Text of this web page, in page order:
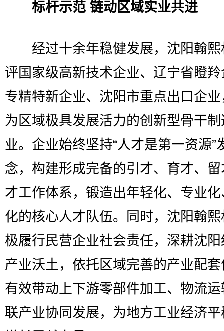
标杆示范 链动区域实业共进
经过十余年稳健发展，沈阳翰熙
评国家级高新技术企业、辽宁省瞪
专精特新企业、沈阳市重点出口企
为区域极具发展活力的创新型骨干
业。企业始终坚持“人才是第一资源”
念，构建形成完备的引才、育才、
才工作体系，锻造出年轻化、专业
化的核心人才队伍。同时，沈阳翰
极履行民营企业社会责任，深耕沈
产业沃土，依托区域完善的产业配
有效带动上下游零部件加工、物流
联产业协同发展，为地方工业经济